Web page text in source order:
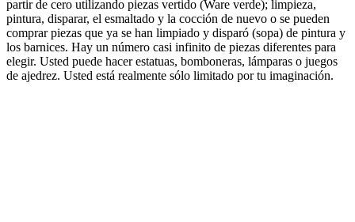
partir de cero utilizando piezas vertido (Ware verde); limpieza,
pintura, disparar, el esmaltado y la cocción de nuevo o se pueden
comprar piezas que ya se han limpiado y disparó (sopa) de pintura y
los barnices. Hay un número casi infinito de piezas diferentes para
elegir. Usted puede hacer estatuas, bomboneras, lámparas o juegos
de ajedrez. Usted está realmente sólo limitado por tu imaginación.